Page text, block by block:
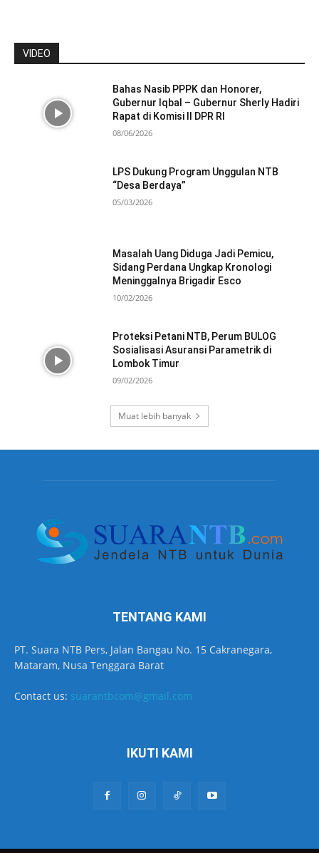
VIDEO
Bahas Nasib PPPK dan Honorer,
Gubernur Iqbal – Gubernur Sherly Hadiri
Rapat di Komisi II DPR RI
08/06/2026
LPS Dukung Program Unggulan NTB
“Desa Berdaya”
05/03/2026
Masalah Uang Diduga Jadi Pemicu,
Sidang Perdana Ungkap Kronologi
Meninggalnya Brigadir Esco
10/02/2026
Proteksi Petani NTB, Perum BULOG
Sosialisasi Asuransi Parametrik di
Lombok Timur
09/02/2026
Muat lebih banyak
TENTANG KAMI
PT. Suara NTB Pers, Jalan Bangau No. 15 Cakranegara,
Mataram, Nusa Tenggara Barat
Contact us: suarantbcom@gmail.com
IKUTI KAMI